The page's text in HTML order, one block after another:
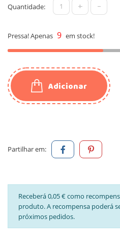
Quantidade: + -
Pressa! Apenas 9 em stock!
Adicionar
Partilhar em:
Receberá 0,05 € como
produto. A recompensa poderá
próximos pedidos.